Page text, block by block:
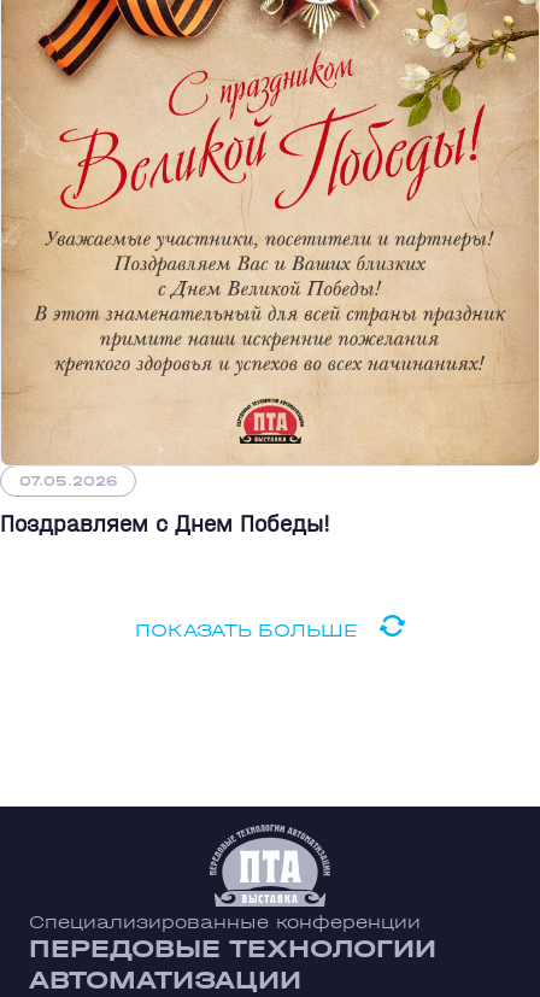
07.05.2026
Поздравляем с Днем Победы!
ПОКАЗАТЬ БОЛЬШЕ
Специализированные конференции
ПЕРЕДОВЫЕ ТЕХНОЛОГИИ
АВТОМАТИЗАЦИИ